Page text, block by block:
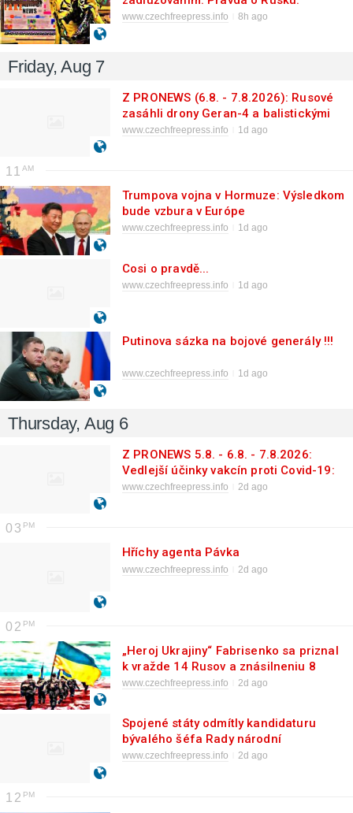
www.czechfreepress.info 8h ago
Friday, Aug 7
Z PRONEWS (6.8. - 7.8.2026): Rusové
zasáhli drony Geran-4 a balistickými
raketami Iskander-M ukrajinský vlak s
www.czechfreepress.info 1d ago
11
Trumpova vojna v Hormuze: Výsledkom
bude vzbura v Európe
www.czechfreepress.info 1d ago
Cosi o pravdě...
www.czechfreepress.info 1d ago
Putinova sázka na bojové generály !!!
www.czechfreepress.info 1d ago
Thursday, Aug 6
Z PRONEWS 5.8. - 6.8. - 7.8.2026:
Vedlejší účinky vakcín proti Covid-19:
„1,25 miliardy žen porodí druh člověka,
www.czechfreepress.info 2d ago
03
Hříchy agenta Pávka
www.czechfreepress.info 2d ago
02
„Heroj Ukrajiny“ Fabrisenko sa priznal
k vražde 14 Rusov a znásilneniu 8
ruských žien
www.czechfreepress.info 2d ago
Spojené státy odmítly kandidaturu
bývalého šéfa Rady národní
bezpečnosti a obrany Umerova na post
www.czechfreepress.info 2d ago
12